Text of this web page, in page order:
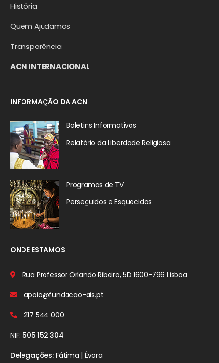
História
Quem Ajudamos
Transparência
ACN INTERNACIONAL
INFORMAÇÃO DA ACN
Boletins Informativos
Relatório da Liberdade Religiosa
Programas de TV
Perseguidos e Esquecidos
ONDE ESTAMOS
Rua Professor Orlando Ribeiro, 5D 1600-796 Lisboa
apoio@fundacao-ais.pt
217 544 000
NIF: 505 152 304
Delegações:Fátima | Évora